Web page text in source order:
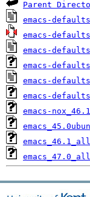
Parent
emacs-
emacs-
emacs-
emacs-
emacs-
emacs-
emacs-